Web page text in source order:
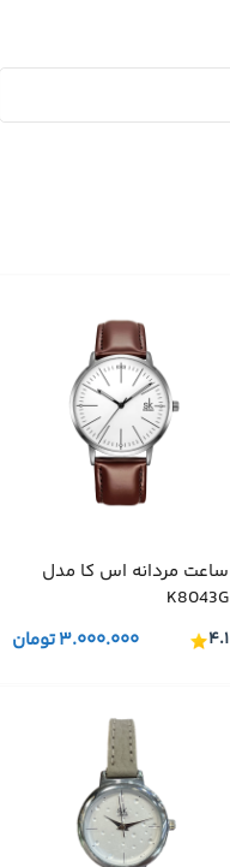
ساعت مردانه اس کا مدل
K8043G
۳.۰۰۰.۰۰۰تومان ۴.۱